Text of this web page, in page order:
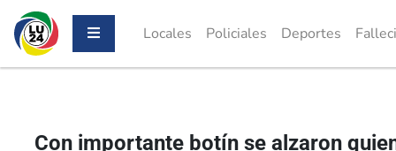
Locales Policiales Deportes
Con importante botín se alzaron